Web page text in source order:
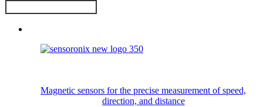
Magnetic sensors for the precise measurement of speed,
direction, and distance